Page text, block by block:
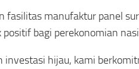
fasilitas manufaktur panel
bagi perekonomian
investasi hijau, kami